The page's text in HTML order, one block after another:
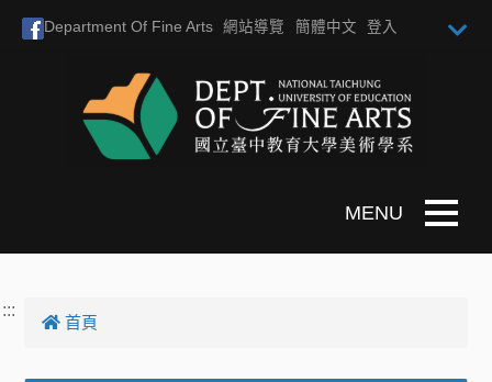
Department Of Fine Arts 網站導覽 簡體中文 登入
Toggle
:::
首頁